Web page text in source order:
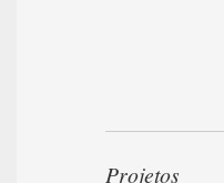
Projetos